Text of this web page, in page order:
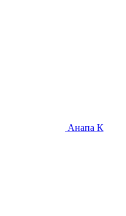
Анапа К